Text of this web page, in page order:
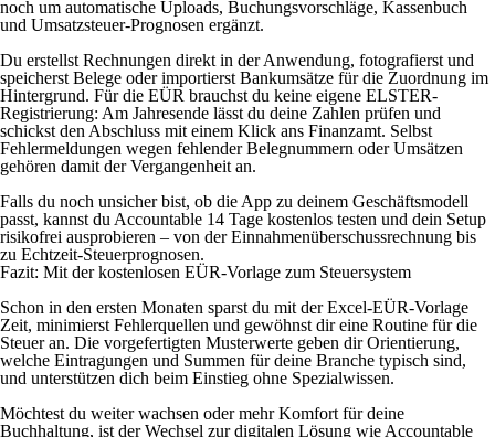
noch um automatische Uploads, Buchungsvorschläge, Kassenbuch
und Umsatzsteuer-Prognosen ergänzt.
Du erstellst Rechnungen direkt in der Anwendung, fotografierst und
speicherst Belege oder importierst Bankumsätze für die Zuordnung im
Hintergrund. Für die EÜR brauchst du keine eigene ELSTER-
Registrierung: Am Jahresende lässt du deine Zahlen prüfen und
schickst den Abschluss mit einem Klick ans Finanzamt. Selbst
Fehlermeldungen wegen fehlender Belegnummern oder Umsätzen
gehören damit der Vergangenheit an.
Falls du noch unsicher bist, ob die App zu deinem Geschäftsmodell
passt, kannst du Accountable 14 Tage kostenlos testen und dein Setup
risikofrei ausprobieren – von der Einnahmenüberschussrechnung bis
zu Echtzeit-Steuerprognosen.
Fazit: Mit der kostenlosen EÜR-Vorlage zum Steuersystem
Schon in den ersten Monaten sparst du mit der Excel-EÜR-Vorlage
Zeit, minimierst Fehlerquellen und gewöhnst dir eine Routine für die
Steuer an. Die vorgefertigten Musterwerte geben dir Orientierung,
welche Eintragungen und Summen für deine Branche typisch sind,
und unterstützen dich beim Einstieg ohne Spezialwissen.
Möchtest du weiter wachsen oder mehr Komfort für deine
Buchhaltung, ist der Wechsel zur digitalen Lösung wie Accountable